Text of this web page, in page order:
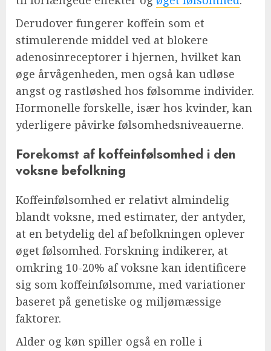
Derudover fungerer koffein som et
stimulerende middel ved at blokere
adenosinreceptorer i hjernen, hvilket kan
øge årvågenheden, men også kan udløse
angst og rastløshed hos følsomme individer.
Hormonelle forskelle, især hos kvinder, kan
yderligere påvirke følsomhedsniveauerne.
Forekomst af koffeinfølsomhed i den
voksne befolkning
Koffeinfølsomhed er relativt almindelig
blandt voksne, med estimater, der antyder,
at en betydelig del af befolkningen oplever
øget følsomhed. Forskning indikerer, at
omkring 10-20% af voksne kan identificere
sig som koffeinfølsomme, med variationer
baseret på genetiske og miljømæssige
faktorer.
Alder og køn spiller også en rolle i